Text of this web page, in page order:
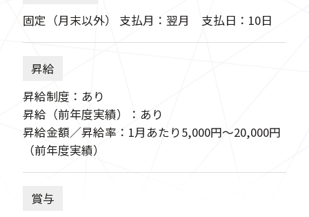
固定（月末以外） 支払月：翌月 支払日：10日
昇給
昇給制度：あり
昇給（前年度実績）：あり
昇給金額／昇給率：1月あたり5,000円〜20,000円
（前年度実績）
賞与